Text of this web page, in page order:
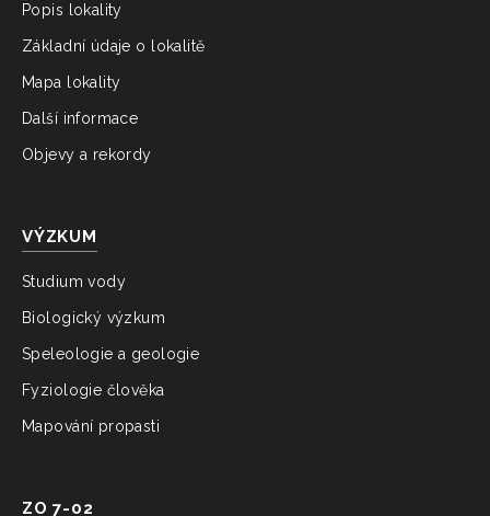
Popis lokality
Základní údaje o lokalitě
Mapa lokality
Další informace
Objevy a rekordy
VÝZKUM
Studium vody
Biologický výzkum
Speleologie a geologie
Fyziologie člověka
Mapování propasti
ZO 7-02